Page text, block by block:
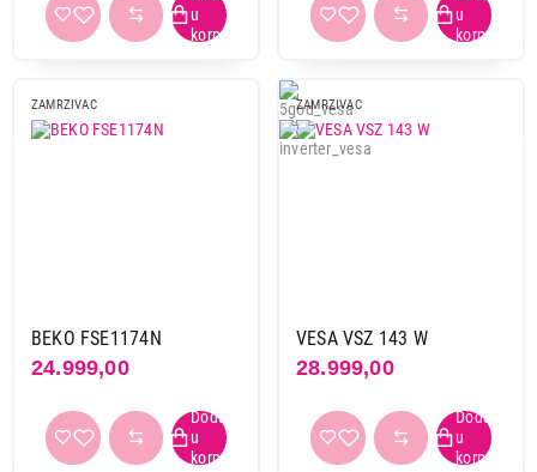
ZAMRZIVAC
BEKO FSE1174N
24.999,00
ZAMRZIVAC
VESA VSZ 143 W
28.999,00